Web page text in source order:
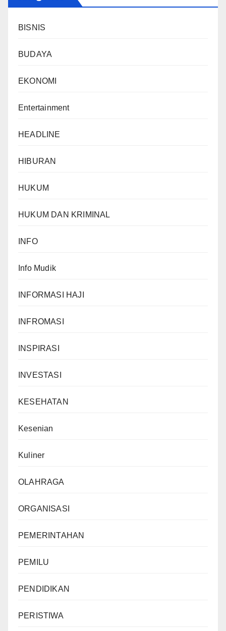
BISNIS
BUDAYA
EKONOMI
Entertainment
HEADLINE
HIBURAN
HUKUM
HUKUM DAN KRIMINAL
INFO
Info Mudik
INFORMASI HAJI
INFROMASI
INSPIRASI
INVESTASI
KESEHATAN
Kesenian
Kuliner
OLAHRAGA
ORGANISASI
PEMERINTAHAN
PEMILU
PENDIDIKAN
PERISTIWA